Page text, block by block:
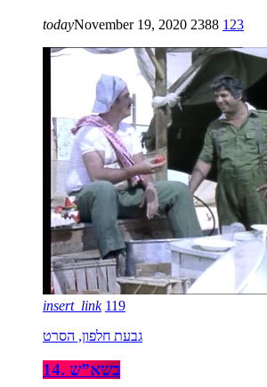
todayNovember 19, 2020 2388 123
insert_link 119
גבעת חלפון, הסרט
14. בשא”ש